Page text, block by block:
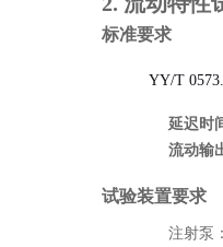
标准要求
YY/T
延迟时
流动输
试验装置要求
注射泵